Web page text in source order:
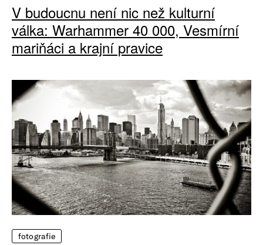
V budoucnu není nic než kulturní
válka: Warhammer 40 000, Vesmírní
mariňáci a krajní pravice
fotografie